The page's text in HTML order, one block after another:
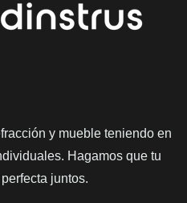
y mueble teniendo en
Hagamos que tu
juntos.